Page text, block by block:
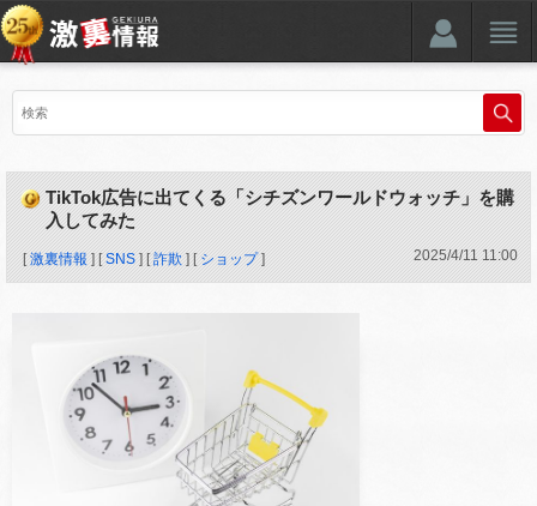
TikTok広告に出てくる「シチズンワールドウォッチ」を購
入してみた
[激裏情報 ] [SNS ] [詐欺 ] [ ショップ] 2025/4/11 11:00